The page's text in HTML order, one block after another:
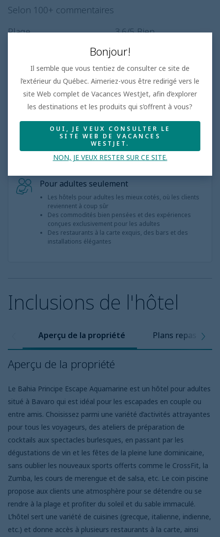
Selon 100+ commentaires
Plage
3.6/5 Bien
4.1/5
Divertissement
3.9 /5 Très bien
Restaurants
4.4/5 Excellent
Piscine
4.2 /5 Supérieur
Service
3.9/5 Très bien
Pour adultes seulement
Les hôtels pour adultes les mieux cotés, où les clients
reviennent à coup sûr
Des commodités bien pensées et des expériences
conçues exclusivement pour les adultes
Des restaurants à la carte exquis, des bars et des
installations élégantes
Inclusions de l'hôtel
Aperçu de la propriété Plans repas
Aperçu de la propriété
Le Bahia Principe Escape Aquamarine est un hôtel pour adultes
situé à Bavaro qui est idéal pour les escapades en couple ou
entre amis. Choisissez parmi une variété d’activités attrayantes
pour tous les voyageurs, des ateliers de préparation de
cocktails aux spectacles burlesques, en passant par les
dégustations de vin et les fêtes de la pleine lune dominicaine,
sans oublier les nouveaux sports offerts comme le CrossFit, la
Zumba, les cours de merengue et de salsa, etc. Le coin piscine
propose aux clients une atmosphère pour se détendre ou se
rendre à la plage et profiter du soleil et du sable immaculé.
L’hôtel sert une variété de cuisines (grecque, italienne, indienne,
etc.) et donne accès à plusieurs restaurants à la carte, ainsi
Bonjour!
Il semble que vous tentiez de consulter ce site de
l’extérieur du Québec. Aimeriez-vous être redirigé vers le
site Web complet de Vacances WestJet, afin d’explorer
les destinations et les produits qui s’offrent à vous?
OUI, JE VEUX CONSULTER LE
SITE WEB DE VACANCES
WESTJET.
NON, JE VEUX RESTER SUR CE SITE.